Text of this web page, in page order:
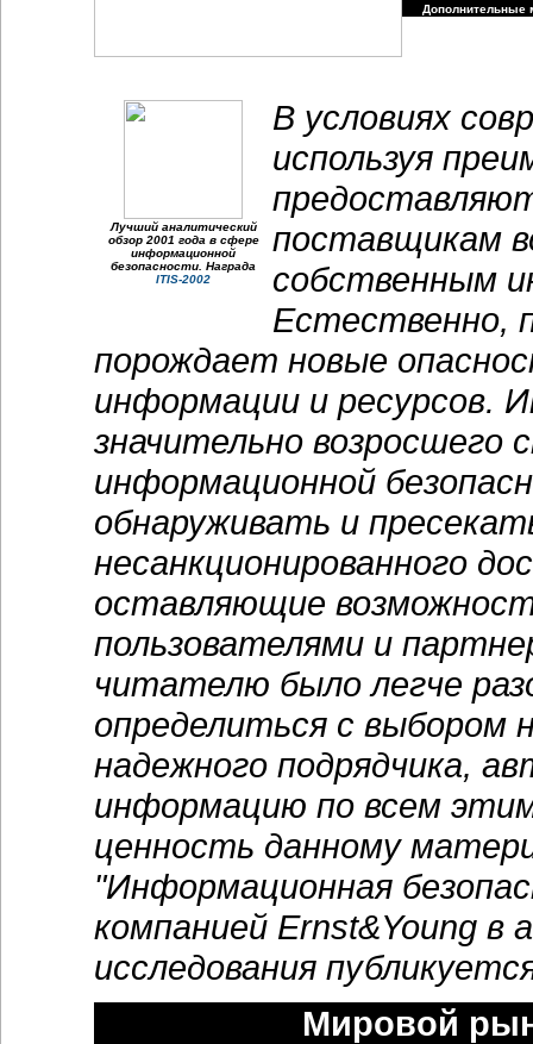
Дополнительные
Лучший аналитический
обзор 2001 года в сфере
информационной
безопасности. Награда
ITIS-2002
В условиях
используя
поставщикам
собственным
Естественно,
порождает новые
информации и ресурсов.
значительно
информационной
обнаруживать и
несанкционированного
оставляющие
пользователями и
читателю было легче
определиться с
надежного подрядчика,
информацию по всем
ценность данному
"Информационная
компанией Ernst&Young в
исследования
Мировой